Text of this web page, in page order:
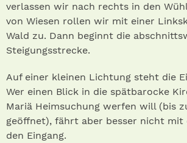
verlassen wir nach rechts in den
von Wiesen rollen wir mit einer
Wald zu. Dann beginnt die
Steigungsstrecke.
Auf einer kleinen Lichtung steht die
Wer einen Blick in die spätbarocke
Mariä Heimsuchung werfen will (bis
geöffnet), fährt aber besser nicht mit
den Eingang.